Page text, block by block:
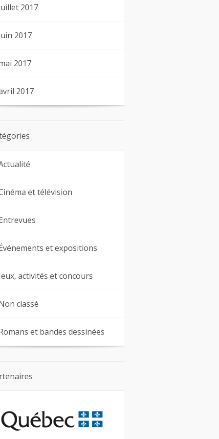
2017
2017
2017
2017
et télévision
et expositions
activités et concours
classé
et bandes dessinées